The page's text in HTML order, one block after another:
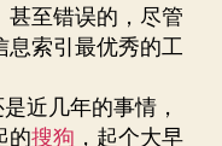
甚至错误的，尽管
息索引最优秀的工
近几年的事情，
的搜狗 ，起个大早